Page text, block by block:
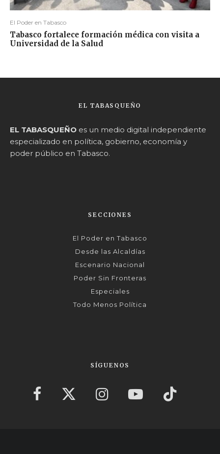
El Poder en Tabasco
Tabasco fortalece formación médica con visita a
Universidad de la Salud
EL TABASQUEÑO
EL TABASQUEÑO es un medio digital independiente
especializado en política, gobierno, economía y
poder público en Tabasco.
SECCIONES
El Poder en Tabasco
Desde las Alcaldías
Escenario Nacional
Poder Sin Fronteras
Especiales
Todo Menos Política
SÍGUENOS